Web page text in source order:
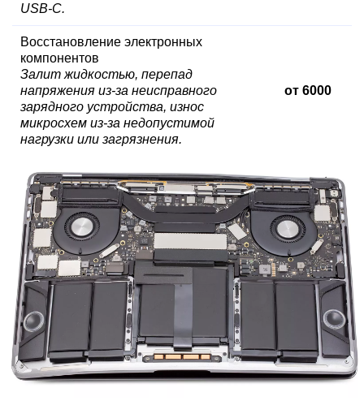
USB-С.
Восстановление электронных
компонентов
Залит жидкостью, перепад
напряжения из-за неисправного
зарядного устройства, износ
микросхем из-за недопустимой
нагрузки или загрязнения.
от 6000